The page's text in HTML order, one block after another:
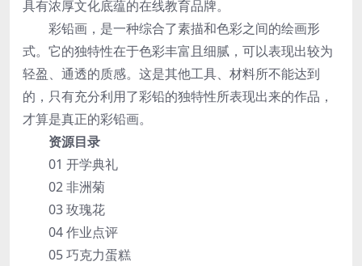
具有浓厚文化底蕴的在线教育品牌。
彩铅画，是一种综合了素描和色彩之间的绘画形
式。它的独特性在于色彩丰富且细腻，可以表现出较为
轻盈、通透的质感。这是其他工具、材料所不能达到
的，只有充分利用了彩铅的独特性所表现出来的作品，
才算是真正的彩铅画。
资源目录
01 开学典礼
02 非洲菊
03 玫瑰花
04 作业点评
05 巧克力蛋糕